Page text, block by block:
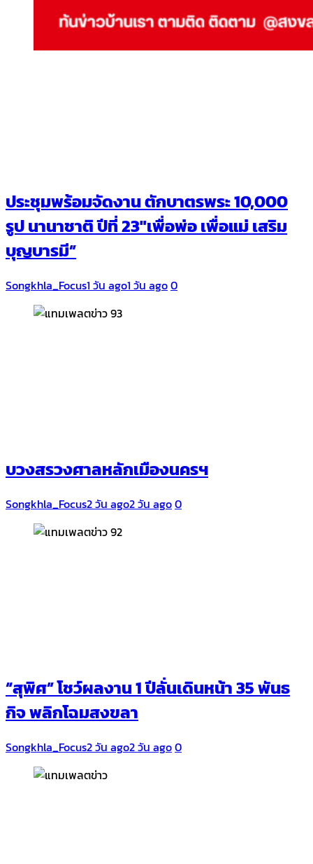
ประชุมพร้อมจัดงาน ตักบาตรพระ 10,000
รูป นานาชาติ ปีที่ 23″เพื่อพ่อ เพื่อแม่ เสริม
บุญบารมี”
Songkhla_Focus1 วัน ago1 วัน ago0
บวงสรวงศาลหลักเมืองนครฯ
Songkhla_Focus2 วัน ago2 วัน ago0
“สุพิศ” โชว์ผลงาน 1 ปีลั่นเดินหน้า 35 พันธ
กิจ พลิกโฉมสงขลา
Songkhla_Focus2 วัน ago2 วัน ago0